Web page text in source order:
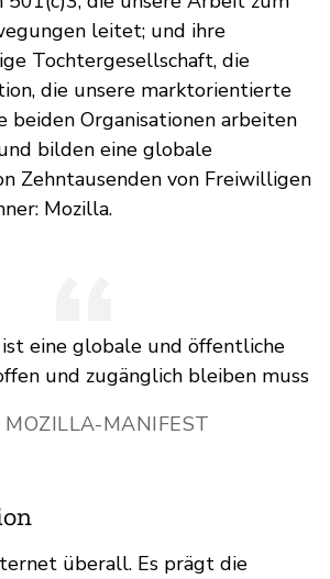
leitet; und ihre
Tochtergesellschaft, die
die unsere marktorientierte
Organisationen arbeiten
bilden eine globale
Zehntausenden von Freiwilligen
Mozilla.
eine globale und öffentliche
und zugänglich bleiben muss
MOZILLA-MANIFEST
überall. Es prägt die